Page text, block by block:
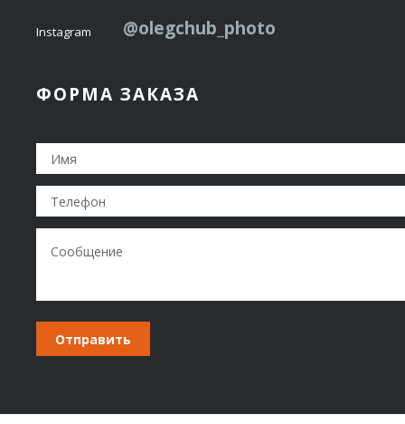
Instagram @olegchub_photo
ФОРМА ЗАКАЗА